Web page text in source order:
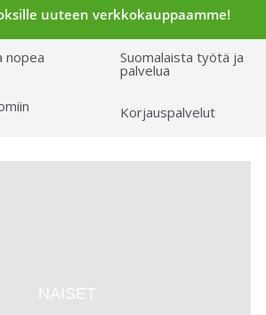
uuteen verkkokauppaamme!
nopea Suomalaista työtä ja
palvelua
Korjauspalvelut
NAISET